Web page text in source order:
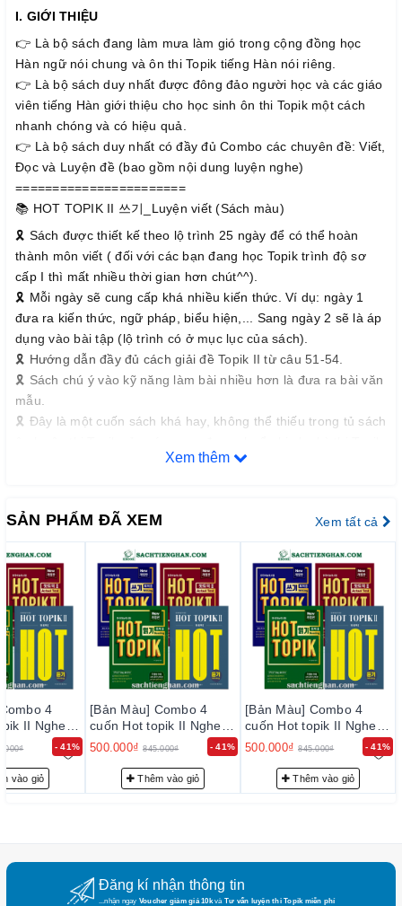
I. GIỚI THIỆU
👉 Là bộ sách đang làm mưa làm gió trong cộng đồng học
Hàn ngữ nói chung và ôn thi Topik tiếng Hàn nói riêng.
👉 Là bộ sách duy nhất được đông đảo người học và các giáo
viên tiếng Hàn giới thiệu cho học sinh ôn thi Topik một cách
nhanh chóng và có hiệu quả.
👉 Là bộ sách duy nhất có đầy đủ Combo các chuyên đề: Viết,
Đọc và Luyện đề (bao gồm nội dung luyện nghe)
=======================
📚 HOT TOPIK II 쓰기_Luyện viết (Sách màu)
🎗 Sách được thiết kế theo lộ trình 25 ngày để có thể hoàn
thành môn viết ( đối với các bạn đang học Topik trình độ sơ
cấp I thì mất nhiều thời gian hơn chút^^).
🎗 Mỗi ngày sẽ cung cấp khá nhiều kiến thức. Ví dụ: ngày 1
đưa ra kiến thức, ngữ pháp, biểu hiện,... Sang ngày 2 sẽ là áp
dụng vào bài tập (lộ trình có ở mục lục của sách).
🎗 Hướng dẫn đầy đủ cách giải đề Topik II từ câu 51-54.
🎗 Sách chú ý vào kỹ năng làm bài nhiều hơn là đưa ra bài văn
mẫu.
🎗 Đây là một cuốn sách khá hay, không thể thiếu trong tủ sách
hiện câu phù hợp với từng dạng đề. Bài tập áp dụng rất nhiều,
có phần chú ý là những lỗi sai thường gặp và cách sửa lại sao
cho phù hợp. Đây là điểm đặc biệt mà những sách khác ít
nhắc đến.
🎗 Trong bản update version mới 2019, nội dung sách đã được
cải biên thêm nhiều dạng đề mẫu sát với hình thức đề thi Topik
trong thời gian gần đây. Đặc biệt, là bổ sung thêm nhiều dạng
đề, mẫu câu gợi ý viết cho câu 53 trong đề thi Topik.
📚 HOT TOPIK II 읽기_Luyện đọc (Sách màu)
🎗 Hot Topik II ( 읽기) là một cuốn giáo trình cho phép người
học nghiên cứu sâu hơn về chuyên đề ĐỌC trong kỳ thi Topik
bằng cách phân tích kỹ lưỡng vấn đề và nội dung bài đọc cũng
như cách tạo câu, cách viết và xây dựng đoạn văn.
🎗 Cuốn sách cũng đặt ra 2 đề thi mô phỏng để người học có
Xem thêm
SẢN PHẨM ĐÃ XEM Xem tất cả
- 41%
4
II Nghe,
bản mới -
vào giỏ
- 41%
[Bản Màu] Combo 4
cuốn Hot topik II Nghe,
Đọc, Viết, Đề bản mới -
500.000₫ 845.000₫
Thêm vào giỏ
- 41%
[Bản Màu] Combo 4
cuốn Hot topik II Nghe,
Đọc, Viết, Đề bản mới -
500.000₫ 845.000₫
Thêm vào giỏ
Đăng kí nhận thông tin
...nhận ngay Voucher giảm giá 10kvà Tư vấn luyện thi Topik miễn phí